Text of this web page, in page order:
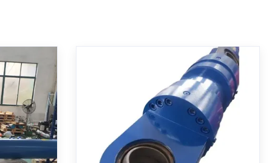
穴
ードバ
ティ ミル
硬質クロムメッキロッドとMT4
トラニオン取付部を備えた多段
伸縮油圧シリンダ
MT4トラニオン取付の多段伸縮油圧シリ